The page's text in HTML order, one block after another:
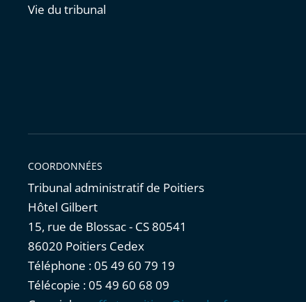
Vie du tribunal
COORDONNÉES
Tribunal administratif de Poitiers
Hôtel Gilbert
15, rue de Blossac - CS 80541
86020 Poitiers Cedex
Téléphone : 05 49 60 79 19
Télécopie : 05 49 60 68 09